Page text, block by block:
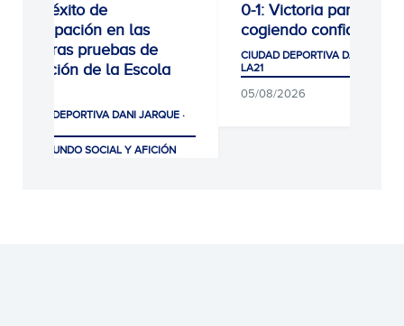
Gran éxito de
participación en las
primeras pruebas de
selección de la Escola
CIUDAD DEPORTIVA DANI JARQUE ·
CLUB, MUNDO SOCIAL Y AFICIÓN
0-1: Victoria para
cogiendo confianza
CIUDAD DEPORTIVA DANI
LA21
05/08/2026